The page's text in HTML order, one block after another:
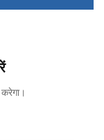
ग्लूइंग इसिंग मोल्ड